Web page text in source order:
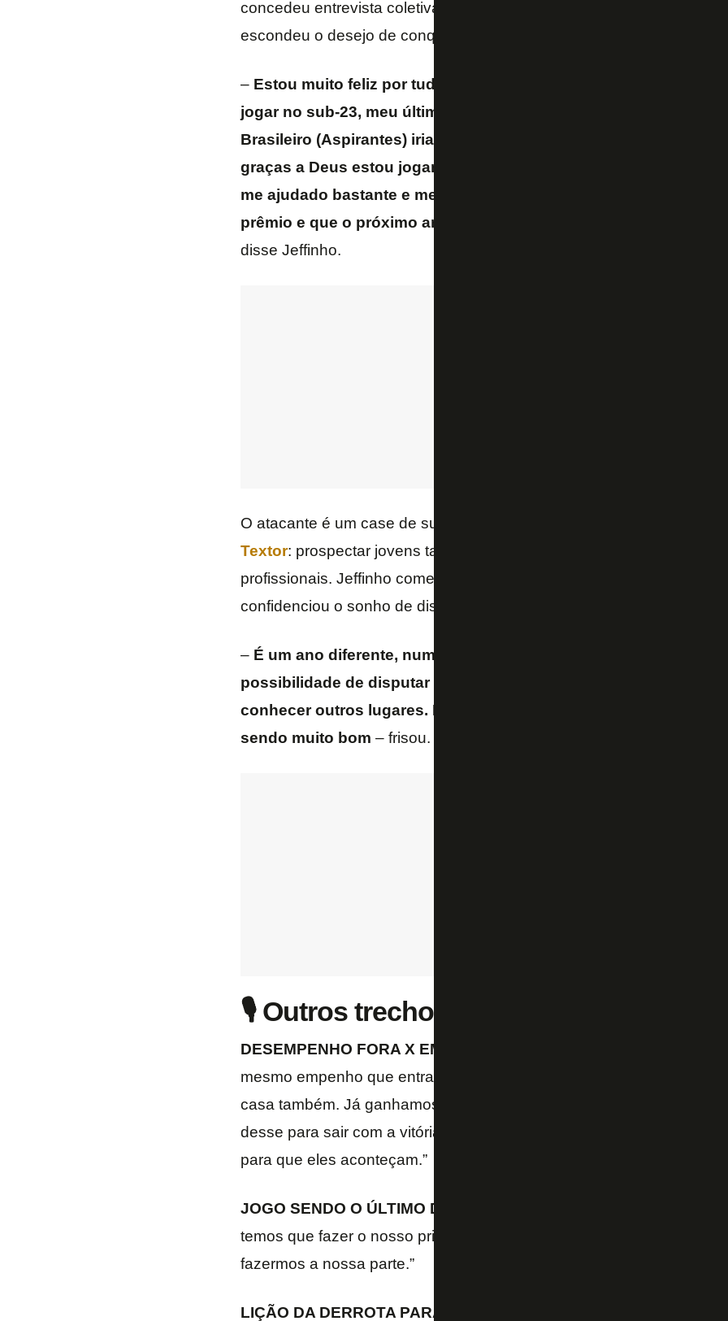
concedeu entrevista coletiva na manhã desta sexta-feira (4/11), no
escondeu o desejo de conquistar esse troféu.
– Estou muito feliz por tudo que vem acontecendo na minha
jogar no sub-23, meu último ano, estava bem chateado porque
Brasileiro (Aspirantes) iria acontecer, mas Deus sabe o que faz,
graças a Deus estou jogando muito bem, meus companheiros e
me ajudado bastante e me dado confiança. Espero que possa
prêmio e que o próximo ano seja um ano também muito
disse Jeffinho.
O atacante é um case de sucesso do projeto do
Textor: prospectar jovens talentos para amadurecerem antes de
profissionais. Jeffinho comentou sobre a filosofia do clube de
confidenciou o sonho de disputar a Libertadores em 2023.
– É um ano diferente, numa tinha jogado um Campeonato
possibilidade de disputar a Libertadores, estou muito
conhecer outros lugares. Esse projeto para todos que vieram do
sendo muito bom – frisou.
🎙️ Outros trechos da coletiva de
DESEMPENHO FORA X EM CASA:
mesmo empenho que entramos para jogar fora de casa entramos
casa também. Já ganhamos de times complicados, perdemos para
desse para sair com a vitória, os resultados não estão acontecendo,
para que eles aconteçam.”
JOGO SENDO O ÚLTIMO DA 36ª RODADA:
temos que fazer o nosso primeiro, não adianta acontecerem os
fazermos a nossa parte.”
LIÇÃO DA DERROTA PARA O CUIABÁ: